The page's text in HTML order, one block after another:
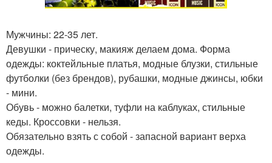
Мужчины: 22-35 лет.
Девушки - прическу, макияж делаем дома. Форма
одежды: коктейльные платья, модные блузки, стильные
футболки (без брендов), рубашки, модные джинсы, юбки
- мини.
Обувь - можно балетки, туфли на каблуках, стильные
кеды. Кроссовки - нельзя.
Обязательно взять с собой - запасной вариант верха
одежды.